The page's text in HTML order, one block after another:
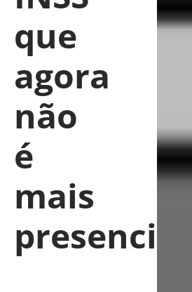
que
agora
não
é
mais
presencial